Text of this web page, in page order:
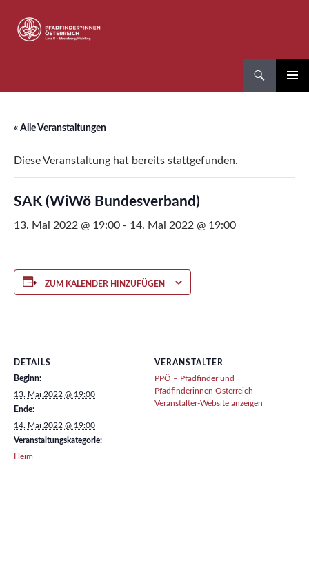
Inhalt
springen
« Alle Veranstaltungen
Diese Veranstaltung hat bereits stattgefunden.
SAK (WiWö Bundesverband)
13. Mai 2022 @ 19:00 - 14. Mai 2022 @ 19:00
ZUM KALENDER HINZUFÜGEN
DETAILS
Beginn:
13. Mai 2022 @ 19:00
Ende:
14. Mai 2022 @ 19:00
Veranstaltungskategorie:
Heim
VERANSTALTER
PPÖ – Pfadfinder und
Pfadfinderinnen Österreich
Veranstalter-Website anzeigen